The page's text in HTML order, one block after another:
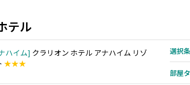
テル
ハイム クラリオン ホテル アナハイム リゾ
★★★
選択
部屋